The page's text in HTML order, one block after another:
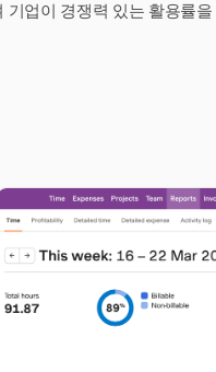
업이 경쟁력 있는 활용률